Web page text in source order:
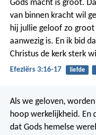
Gods macht is groot.
van binnen kracht wil
hij jullie geloof zo
aanwezig is. En ik bid
Christus de kerk sterk
Efeziërs 3:16-17 liefde
Als we geloven,
hoop werkelijkheid. En
dat Gods hemelse